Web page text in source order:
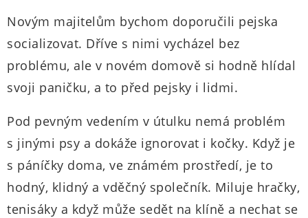
Novým majitelům bychom doporučili pejska
socializovat. Dříve s nimi vycházel bez
problému, ale v novém domově si hodně hlídal
svoji paničku, a to před pejsky i lidmi.
Pod pevným vedením v útulku nemá problém
s jinými psy a dokáže ignorovat i kočky. Když je
s páníčky doma, ve známém prostředí, je to
hodný, klidný a vděčný společník. Miluje hračky,
tenisáky a když může sedět na klíně a nechat se